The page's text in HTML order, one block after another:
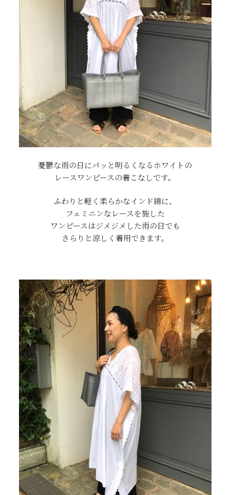
憂鬱な雨の日にパッと明るくなるホワイトの
レースワンピースの着こなしです。
ふわりと軽く柔らかなインド綿に、
フェミニンなレースを施した
ワンピースはジメジメした雨の日でも
さらりと涼しく着用できます。